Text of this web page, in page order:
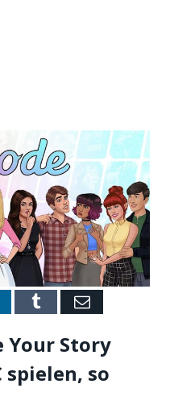
TumblrEmail
Your Story
spielen, so